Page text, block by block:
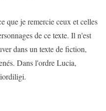
que je remercie ceux et celles
de ce texte. Il n'est
dans un texte de fiction,
Dans l'ordre Lucia,